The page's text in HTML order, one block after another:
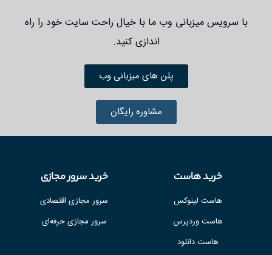
با سرویس میزبانی وب ما با خیال راحت سایت خود را راه
اندازی کنید.
پلن های میزبانی وب
مشاوره رایگان
خرید هاست
هاست لینوکس
هاست وردپرس
هاست دانلود
خرید سرور مجازی
سرور مجازی اقتصادی
سرور مجازی حرفه‌ای